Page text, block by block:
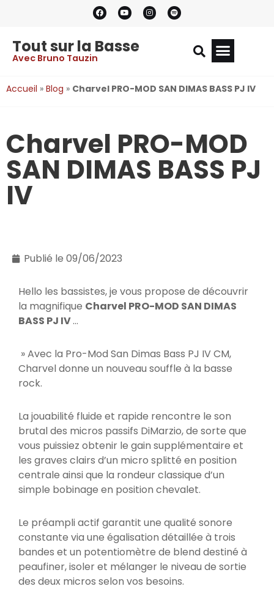
Tout sur la Basse
Avec Bruno Tauzin
Accueil » Blog » Charvel PRO-MOD SAN DIMAS BASS PJ IV
Charvel PRO-MOD
SAN DIMAS BASS PJ
IV
Publié le 09/06/2023
Hello les bassistes, je vous propose de découvrir
la magnifique Charvel PRO-MOD SAN DIMAS
BASS PJ IV…
» Avec la Pro-Mod San Dimas Bass PJ IV CM,
Charvel donne un nouveau souffle à la basse
rock.
La jouabilité fluide et rapide rencontre le son
brutal des micros passifs DiMarzio, de sorte que
vous puissiez obtenir le gain supplémentaire et
les graves clairs d’un micro splitté en position
centrale ainsi que la rondeur classique d’un
simple bobinage en position chevalet.
Le préampli actif garantit une qualité sonore
constante via une égalisation détaillée à trois
bandes et un potentiomètre de blend destiné à
peaufiner, isoler et mélanger le niveau de sortie
des deux micros selon vos besoins.